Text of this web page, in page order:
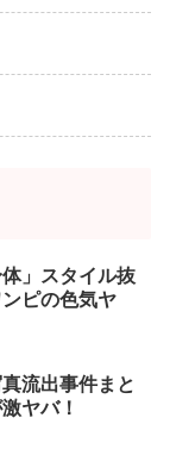
」スタイル抜
ピの色気ヤ
流出事件まと
ヤバ！